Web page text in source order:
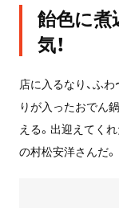
飴色に煮
気！
店に入るなり、ふ
りが入ったおでん
える。出迎えてく
の村松安洋さんだ。